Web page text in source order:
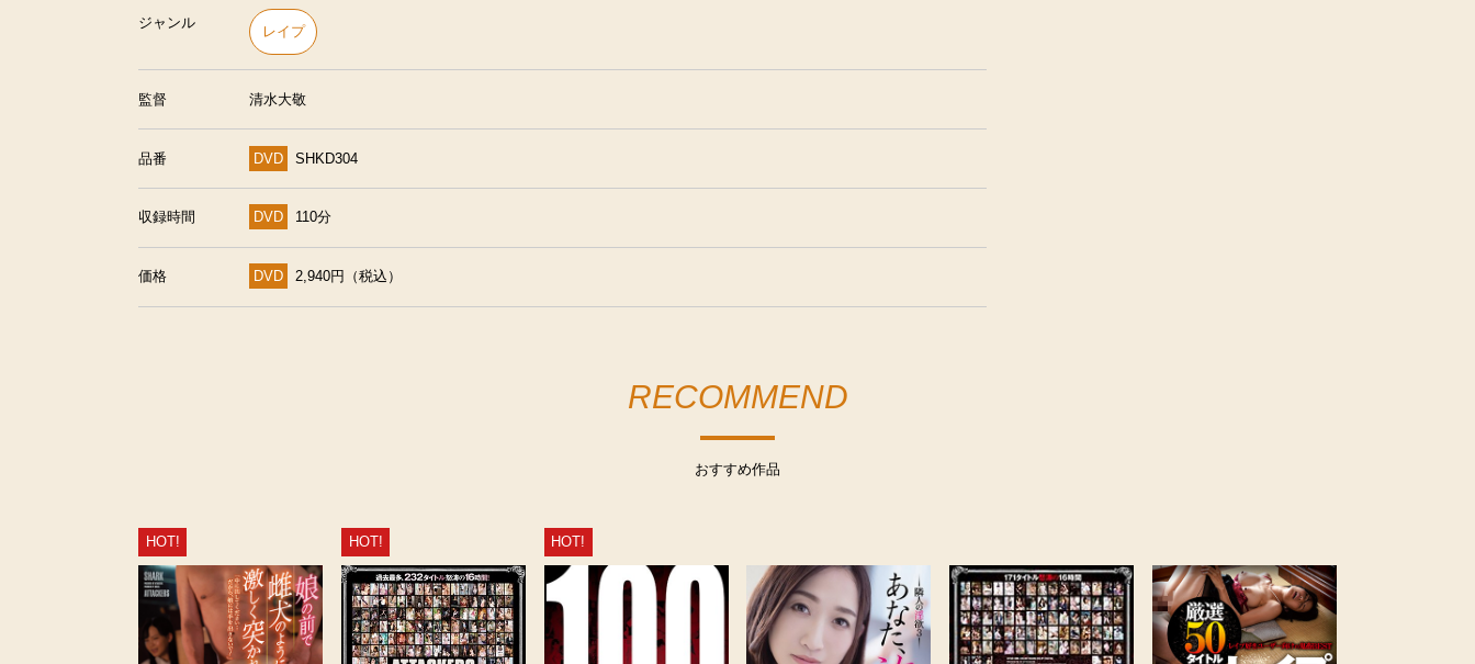
ジャンル
レイプ
監督 清水大敬
品番 DVD SHKD304
収録時間 DVD 110分
価格 DVD 2,940円（税込）
RECOMMEND
おすすめ作品
HOT! HOT! HOT!